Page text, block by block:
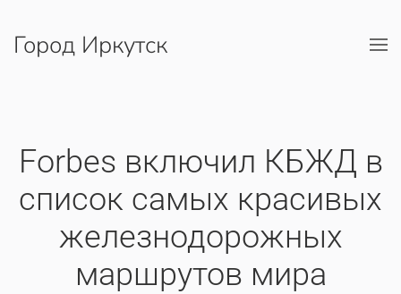
Перейти к содержимому
Город Иркутск
​Forbes включил КБЖД в
список самых красивых
железнодорожных
маршрутов мира